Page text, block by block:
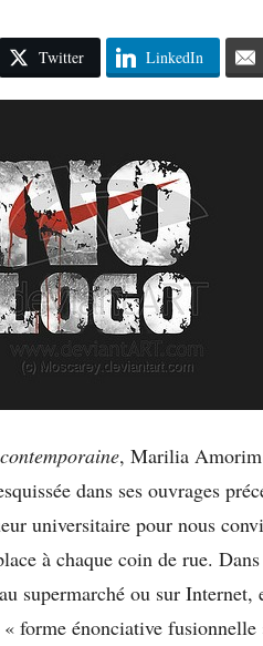
Twitter LinkedIn
, Marilia
dans ses ouvrages
universitaire pour nous
à chaque coin de rue.
supermarché ou sur
« forme énonciative